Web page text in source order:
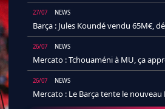
27/07 NEWS
Barça : Jules Koundé vendu 65M€,
26/07 NEWS
Mercato : Tchouaméni à MU, ça
26/07 NEWS
Mercato : Le Barça tente le nouveau